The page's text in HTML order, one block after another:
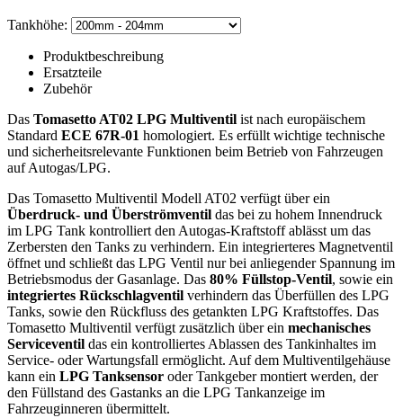
Tankhöhe:
Produktbeschreibung
Ersatzteile
Zubehör
Das Tomasetto AT02 LPG Multiventil ist nach europäischem
Standard ECE 67R-01 homologiert. Es erfüllt wichtige technische
und sicherheitsrelevante Funktionen beim Betrieb von Fahrzeugen
auf Autogas/LPG.
Das Tomasetto Multiventil Modell AT02 verfügt über ein
Überdruck- und Überströmventil das bei zu hohem Innendruck
im LPG Tank kontrolliert den Autogas-Kraftstoff ablässt um das
Zerbersten den Tanks zu verhindern. Ein integrierteres Magnetventil
öffnet und schließt das LPG Ventil nur bei anliegender Spannung im
Betriebsmodus der Gasanlage. Das 80% Füllstop-Ventil, sowie ein
integriertes Rückschlagventil verhindern das Überfüllen des LPG
Tanks, sowie den Rückfluss des getankten LPG Kraftstoffes. Das
Tomasetto Multiventil verfügt zusätzlich über ein mechanisches
Serviceventil das ein kontrolliertes Ablassen des Tankinhaltes im
Service- oder Wartungsfall ermöglicht. Auf dem Multiventilgehäuse
kann ein LPG Tanksensor oder Tankgeber montiert werden, der
den Füllstand des Gastanks an die LPG Tankanzeige im
Fahrzeuginneren übermittelt.